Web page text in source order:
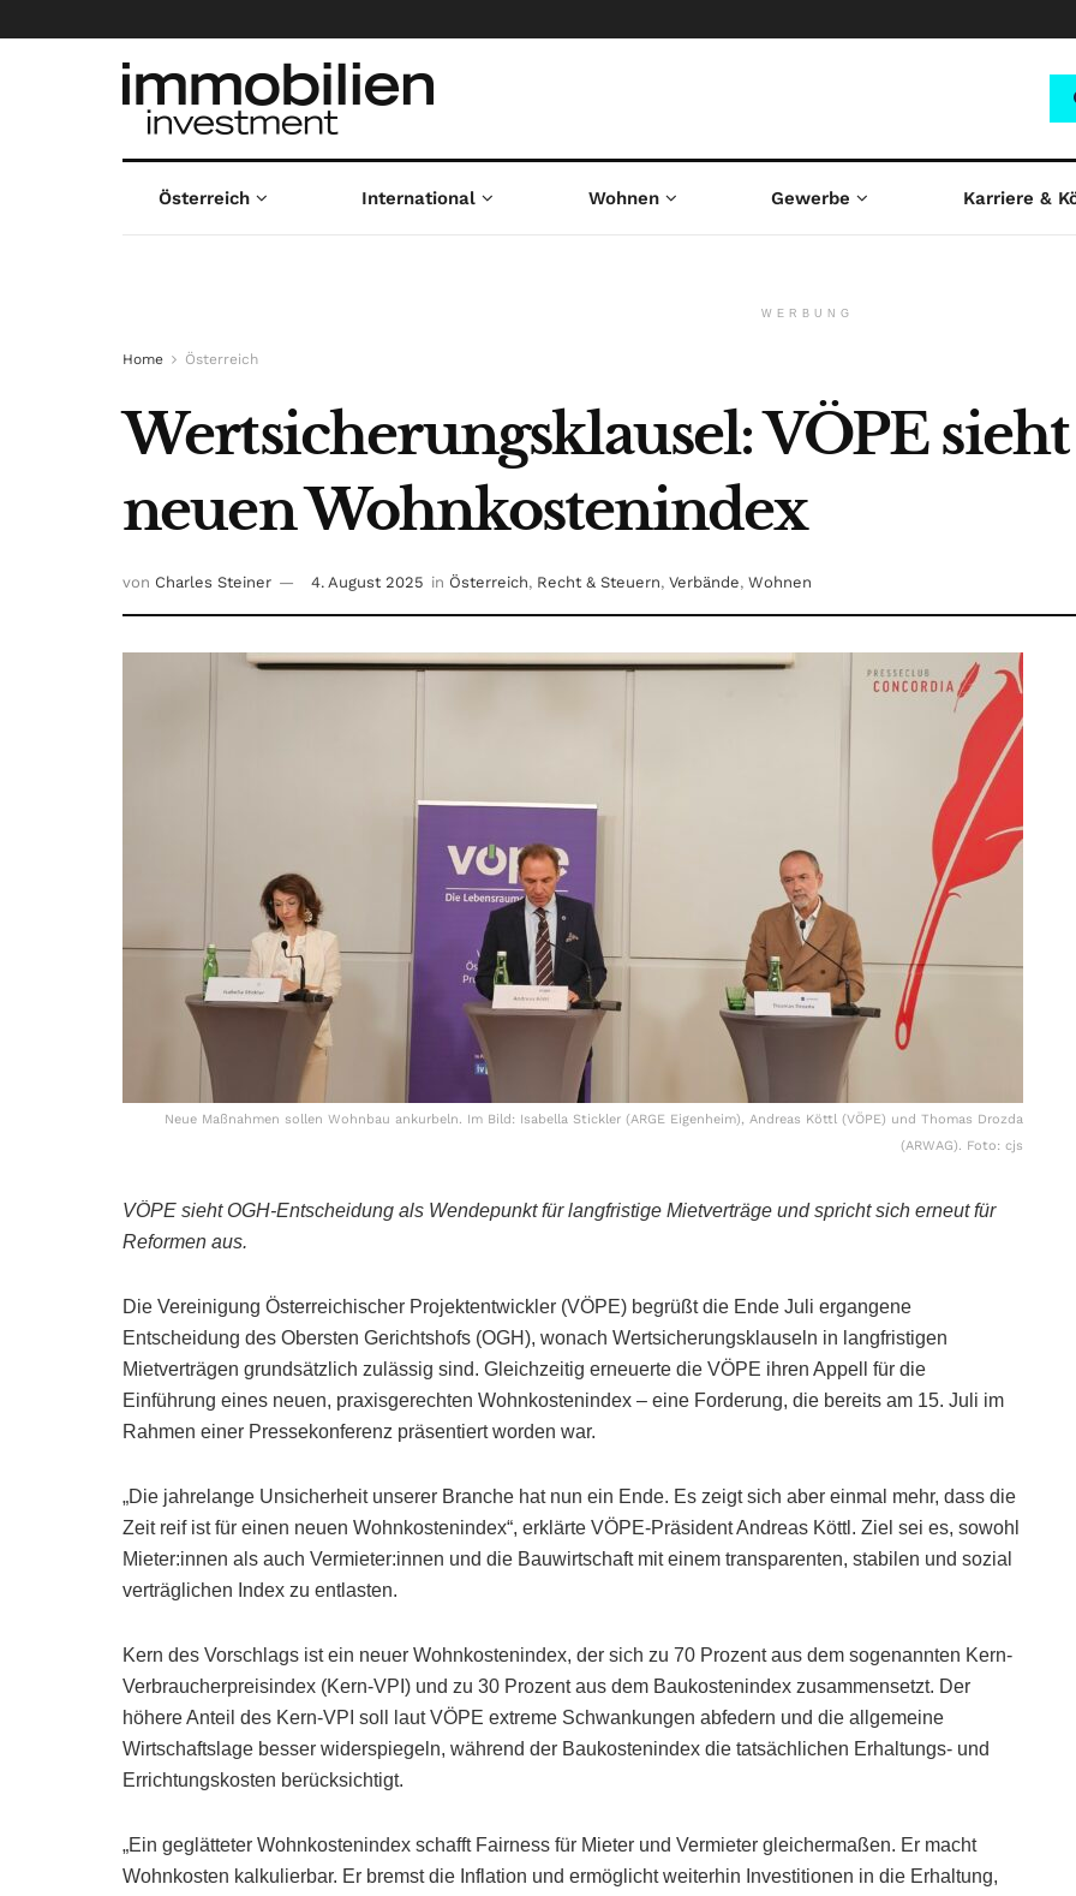
Österreich International Wohnen Gewerbe Karriere &
WERBUNG
Home Österreich
Wertsicherungsklausel: VÖPE
neuen Wohnkostenindex
von Charles Steiner 4. August 2025 in Österreich, Recht & Steuern, Verbände, Wohnen
Neue Maßnahmen sollen Wohnbau ankurbeln. Im Bild: Isabella Stickler (ARGE Eigenheim), Andreas Köttl (VÖPE) und Thomas Drozda
(ARWAG). Foto: cjs
VÖPE sieht OGH-Entscheidung als Wendepunkt für langfristige Mietverträge und spricht sich erneut für
Reformen aus.
Die Vereinigung Österreichischer Projektentwickler (VÖPE) begrüßt die Ende Juli ergangene
Entscheidung des Obersten Gerichtshofs (OGH), wonach Wertsicherungsklauseln in langfristigen
Mietverträgen grundsätzlich zulässig sind. Gleichzeitig erneuerte die VÖPE ihren Appell für die
Einführung eines neuen, praxisgerechten Wohnkostenindex – eine Forderung, die bereits am 15. Juli im
Rahmen einer Pressekonferenz präsentiert worden war.
„Die jahrelange Unsicherheit unserer Branche hat nun ein Ende. Es zeigt sich aber einmal mehr, dass die
Zeit reif ist für einen neuen Wohnkostenindex“, erklärte VÖPE-Präsident Andreas Köttl. Ziel sei es, sowohl
Mieter:innen als auch Vermieter:innen und die Bauwirtschaft mit einem transparenten, stabilen und sozial
verträglichen Index zu entlasten.
Kern des Vorschlags ist ein neuer Wohnkostenindex, der sich zu 70 Prozent aus dem sogenannten Kern-
Verbraucherpreisindex (Kern-VPI) und zu 30 Prozent aus dem Baukostenindex zusammensetzt. Der
höhere Anteil des Kern-VPI soll laut VÖPE extreme Schwankungen abfedern und die allgemeine
Wirtschaftslage besser widerspiegeln, während der Baukostenindex die tatsächlichen Erhaltungs- und
Errichtungskosten berücksichtigt.
„Ein geglätteter Wohnkostenindex schafft Fairness für Mieter und Vermieter gleichermaßen. Er macht
Wohnkosten kalkulierbar. Er bremst die Inflation und ermöglicht weiterhin Investitionen in die Erhaltung,